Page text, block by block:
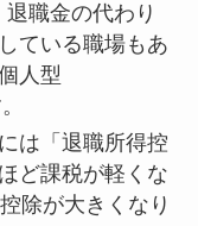
退職金の代わり
ている職場もあ
人型
は「退職所得控
ど課税が軽くな
除が大きくなり